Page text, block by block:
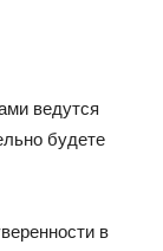
ведутся
будете
в